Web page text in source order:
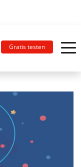
Gratis testen